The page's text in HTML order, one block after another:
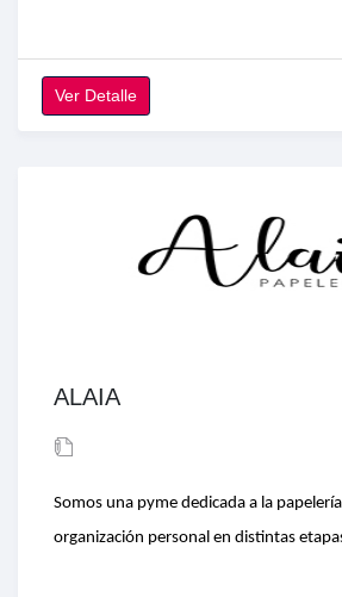
Ver Detalle
ALAIA
Somos una pyme dedicada a la
organización personal en distintas